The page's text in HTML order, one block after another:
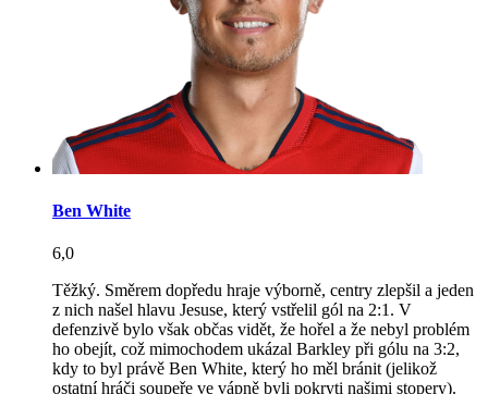
Ben White
6,0
Těžký. Směrem dopředu hraje výborně, centry zlepšil a jeden
z nich našel hlavu Jesuse, který vstřelil gól na 2:1. V
defenzivě bylo však občas vidět, že hořel a že nebyl problém
ho obejít, což mimochodem ukázal Barkley při gólu na 3:2,
kdy to byl právě Ben White, který ho měl bránit (jelikož
ostatní hráči soupeře ve vápně byli pokryti našimi stopery).